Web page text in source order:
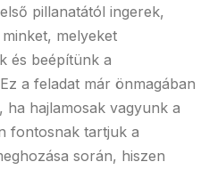
pillanatától ingerek,
melyeket
és beépítünk a
a feladat már önmagában
hajlamosak vagyunk a
fontosnak tartjuk a
során, hiszen